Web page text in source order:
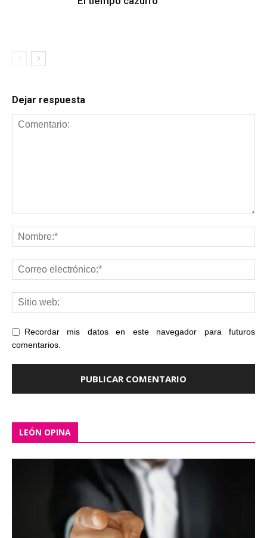
Dejar respuesta
Recordar mis datos en este navegador para futuros
comentarios.
LEÓN OPINA